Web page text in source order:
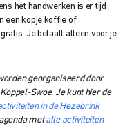
het handwerken is er tijd
een kopje koffie of
Je betaalt alleen voor je
georganiseerd door
Swoe. Je kunt hier de
in de Hezebrink
metalle activiteiten